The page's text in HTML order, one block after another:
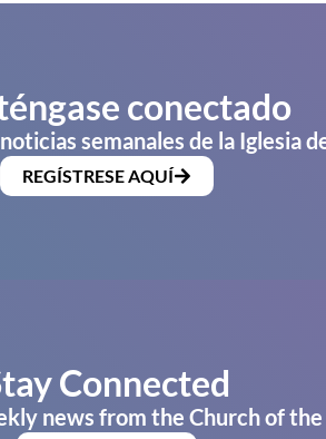
conectado
semanales de la Iglesia
REGÍSTRESE AQUÍ
Connected
news from the Church of the